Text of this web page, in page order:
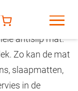
zwart, grijs,
antislip mat.
Zo kan de mat
slaapmatten,
in de